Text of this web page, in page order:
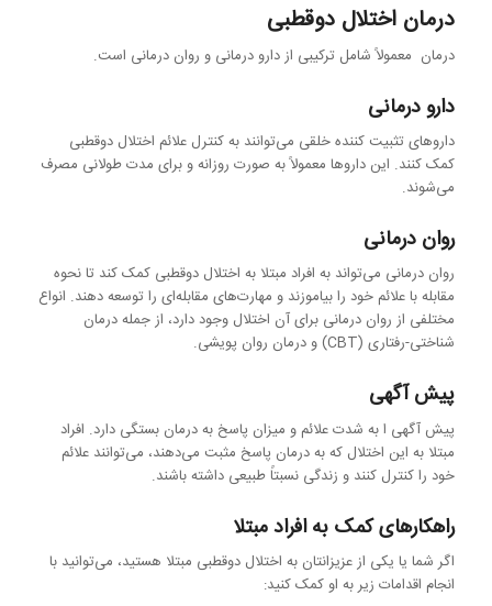
درمان اختلال دوقطبی
درمان معمولاً شامل ترکیبی از دارو درمانی و روان درمانی است.
دارو درمانی
داروهای تثبیت کننده خلقی می‌توانند به کنترل علائم اختلال دوقطبی
کمک کنند. این داروها معمولاً به صورت روزانه و برای مدت طولانی مصرف
می‌شوند.
روان درمانی
روان درمانی می‌تواند به افراد مبتلا به اختلال دوقطبی کمک کند تا نحوه
مقابله با علائم خود را بیاموزند و مهارت‌های مقابله‌ای را توسعه دهند. انواع
مختلفی از روان درمانی برای آن اختلال وجود دارد، از جمله درمان
شناختی-رفتاری (CBT) و درمان روان پویشی.
پیش آگهی
پیش آگهی ا به شدت علائم و میزان پاسخ به درمان بستگی دارد. افراد
مبتلا به این اختلال که به درمان پاسخ مثبت می‌دهند، می‌توانند علائم
خود را کنترل کنند و زندگی نسبتاً طبیعی داشته باشند.
راهکارهای کمک به افراد مبتلا
اگر شما یا یکی از عزیزانتان به اختلال دوقطبی مبتلا هستید، می‌توانید با
انجام اقدامات زیر به او کمک کنید: